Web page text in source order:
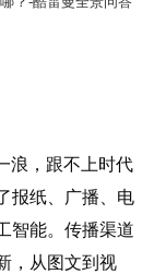
浪，跟不上时代
报纸、广播、电
智能。传播渠道
，从图文到视